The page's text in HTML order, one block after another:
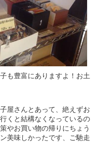
も豊富にありますよ！お土
屋さんとあって、絶えずお
くと結構なくなっているの
やお買い物の帰りにちょう
美味しかったです、ご馳走